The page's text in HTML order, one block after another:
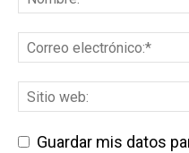
Guardar mis datos